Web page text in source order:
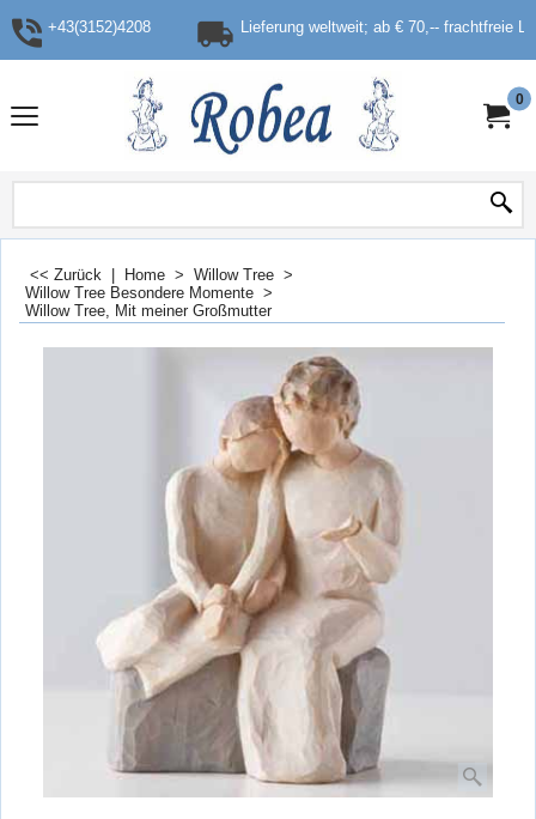
+43(3152)4208 Lieferung weltweit; ab € 70,-- frachtfreie
0
<< Zurück Home > Willow Tree >
Willow Tree Besondere Momente >
Willow Tree, Mit meiner Großmutter